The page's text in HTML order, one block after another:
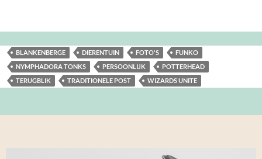
BLANKENBERGE DIERENTUIN FOTO'S
FUNKO
NYMPHADORA TONKS
PERSOONLIJK
POTTERHEAD
TERUGBLIK
TRADITIONELE POST WIZARDS UNITE